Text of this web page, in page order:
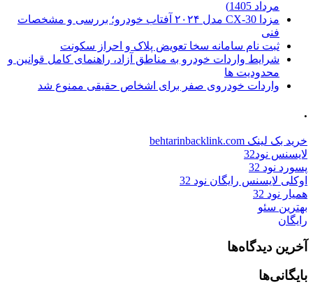
مرداد 1405)
مزدا CX-30 مدل ۲۰۲۴ آفتاب خودرو؛ بررسی و مشخصات
فنی
ثبت نام سامانه سخا تعویض پلاک و احراز سکونت
شرایط واردات خودرو به مناطق آزاد، راهنمای کامل قوانین و
محدودیت ها
واردات خودروی صفر برای اشخاص حقیقی ممنوع شد
.
خرید بک لینک behtarinbacklink.com
لایسنس نود32
پسورد نود 32
اوکلی لایسنس رایگان نود 32
همیار نود 32
بهترین سئو
رایگان
آخرین دیدگاه‌ها
بایگانی‌ها